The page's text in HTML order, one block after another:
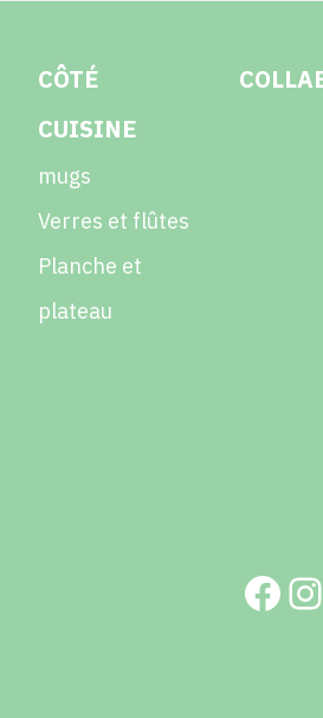
CÔTÉ
CUISINE
mugs
Verres et flûtes
Planche et
plateau